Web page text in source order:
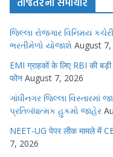
જિલ્લા રોજગાર વિનિમય
ભરતીમેળો યોજાશે August 7,
EMI ग्राहकों के लिए RBI की बड़ी
फोन August 7, 2026
ગાંધીનગર જિલ્લા વિસ્તારમાં
પ્રતિબંધાત્મક હુકમો જાહેર
NEET-UG पेपर लीक मामले में
7, 2026